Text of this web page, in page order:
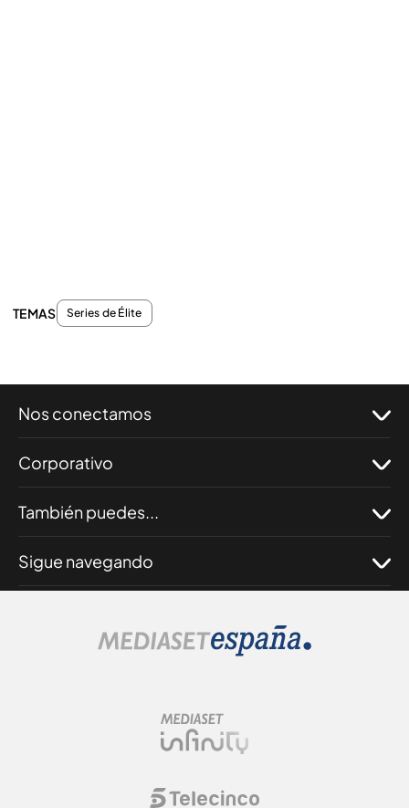
TEMAS Series de Élite
Nos conectamos
Corporativo
También puedes...
Sigue navegando